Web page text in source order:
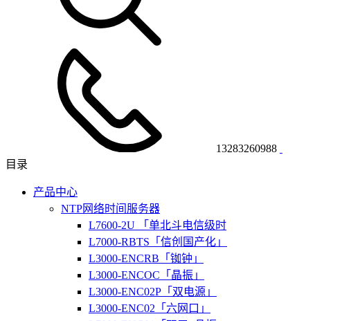
13283260988
目录
产品中心
NTP网络时间服务器
L7600-2U 「单北斗电信级时
L7000-RBTS「信创国产化」
L3000-ENCRB「铷钟」
L3000-ENCOC「晶振」
L3000-ENC02P「双电源」
L3000-ENC02「六网口」